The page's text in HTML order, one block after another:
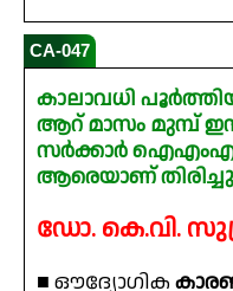
CA-047
കാലാവധി
ആറ് മാസം മുമ്പ്
സർക്കാർ
ആരെയാണ്
ഡോ. കെ.വി.
■ ഔദ്യോഗിക